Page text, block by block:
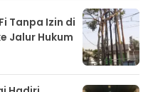
Tanpa Izin di
Jalur Hukum